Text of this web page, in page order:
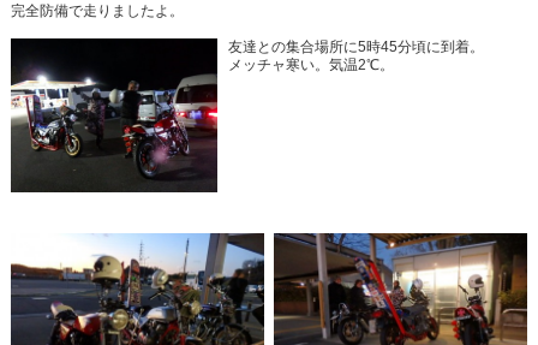
完全防備で走りましたよ。
友達との集合場所に5時45分頃に到着。
メッチャ寒い。気温2℃。